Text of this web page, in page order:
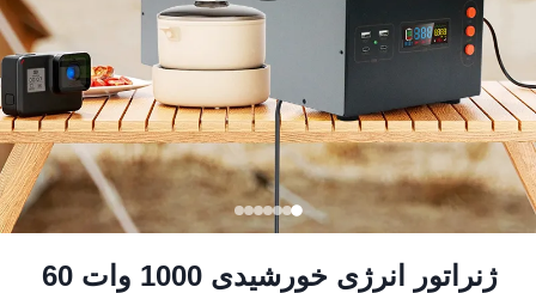
ژنراتور انرژی خورشیدی 1000 وات 60